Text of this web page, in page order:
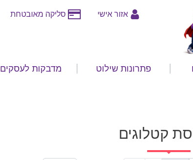
אזור אישי סליקה מאובטחת
פתרונות שילוט מדבקות לעסקים
קטלוגים